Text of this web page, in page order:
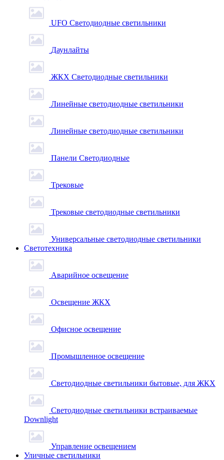
UFO Светодиодные светильники
Даунлайты
ЖКХ Светодиодные светильники
Линейные светодиодные светильники
Линейные светодиодные светильники
Панели Светодиодные
Трековые
Трековые светодиодные светильники
Универсальные светодиодные светильники
Светотехника
Аварийное освещение
Освещение ЖКХ
Офисное освещение
Промышленное освещение
Светодиодные светильники бытовые, для ЖКХ
Светодиодные светильники встраиваемые
Downlight
Управление освещением
Уличные светильники